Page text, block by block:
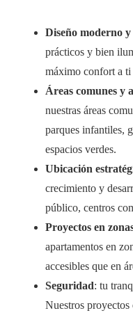
Diseño moderno
prácticos y bien
máximo confort a
Áreas comunes y
nuestras áreas
parques infantiles,
espacios verdes.
Ubicación
crecimiento y
público, centros
Proyectos en
apartamentos en
accesibles que en
Seguridad: tu
Nuestros proyectos